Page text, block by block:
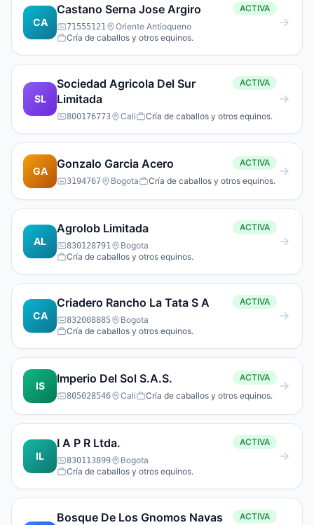
CA
Castano Serna Jose Argiro ACTIVA
71555121
Oriente Antioqueno
Cría de caballos y otros equinos.
SL
Sociedad Agricola Del Sur
Limitada
ACTIVA
800176773 Cali Cría de caballos y otros equinos.
GA
Gonzalo Garcia Acero ACTIVA
3194767 Bogota Cría de caballos y otros equinos.
AL
Agrolob Limitada ACTIVA
830128791
Bogota
Cría de caballos y otros equinos.
CA
Criadero Rancho La Tata S A ACTIVA
832008885
Bogota
Cría de caballos y otros equinos.
IS
Imperio Del Sol S.A.S. ACTIVA
805028546 Cali Cría de caballos y otros equinos.
IL
I A P R Ltda. ACTIVA
830113899
Bogota
Cría de caballos y otros equinos.
Bosque De Los Gnomos Navas
ACTIVA